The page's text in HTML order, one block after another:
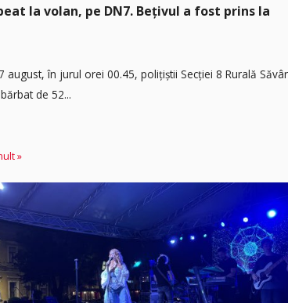
la volan, pe DN7. Bețivul a fost prins la
august, în jurul orei 00.45, polițiștii Secției 8 Rurală
de 52...
»